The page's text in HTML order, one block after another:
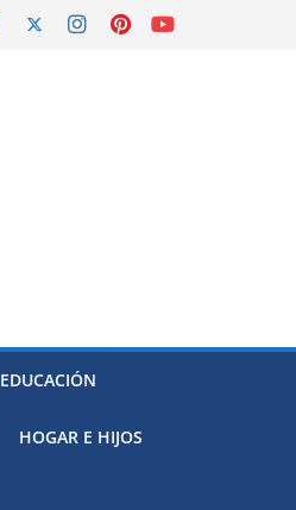
EDUCACIÓN
HOGAR E HIJOS